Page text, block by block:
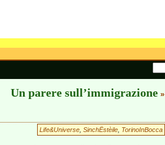
Un parere sull’immigrazione »
Life&Universe SinchËstèile TorinoInBocca